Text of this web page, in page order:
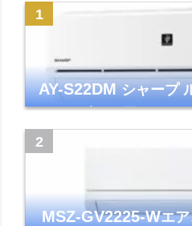
AY-S22DMシャープ
リーズ 主に6畳 ホワイ
MSZ-GV2225-Wエ